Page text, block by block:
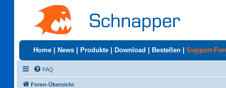
Home News Produkte Download Bestellen Support-
FAQ
Foren-Übersicht